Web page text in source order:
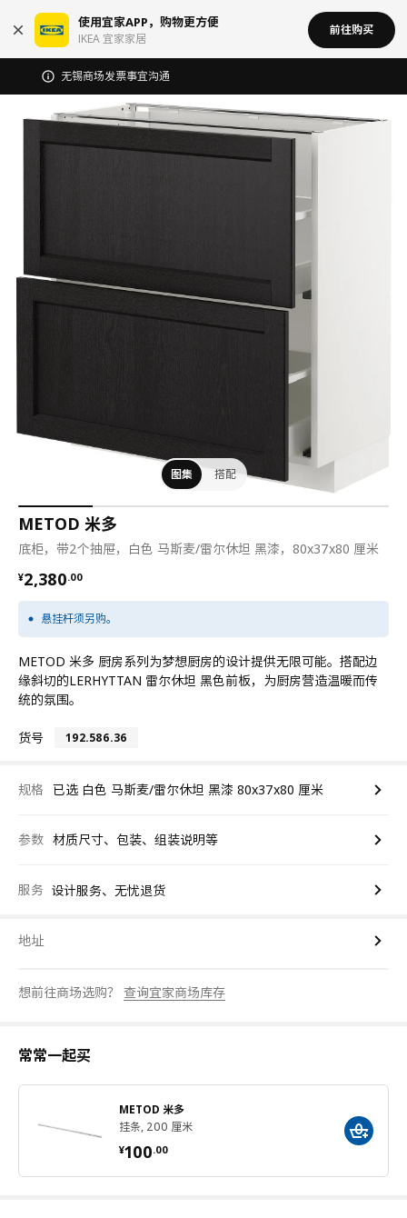
使用宜家APP，购物更方便
IKEA 宜家家居
前往购买
无锡商场发票事宜沟通
图集 搭配
METOD 米多
底柜，带2个抽屉，白色 马斯麦/雷尔休坦 黑漆，80x37x80 厘米
¥2,380.00
¥ 2380.00
悬挂杆须另购。
METOD 米多 厨房系列为梦想厨房的设计提供无限可能。搭配边
缘斜切的LERHYTTAN 雷尔休坦 黑色前板，为厨房营造温暖而传
统的氛围。
货号 192.586.36
规格 已选 白色 马斯麦/雷尔休坦 黑漆 80x37x80 厘米
参数 材质尺寸、包装、组装说明等
服务 设计服务、无忧退货
地址
想前往商场选购？ 查询宜家商场库存
常常一起买
METOD 米多
挂条, 200 厘米
¥100.00
¥ 100.00